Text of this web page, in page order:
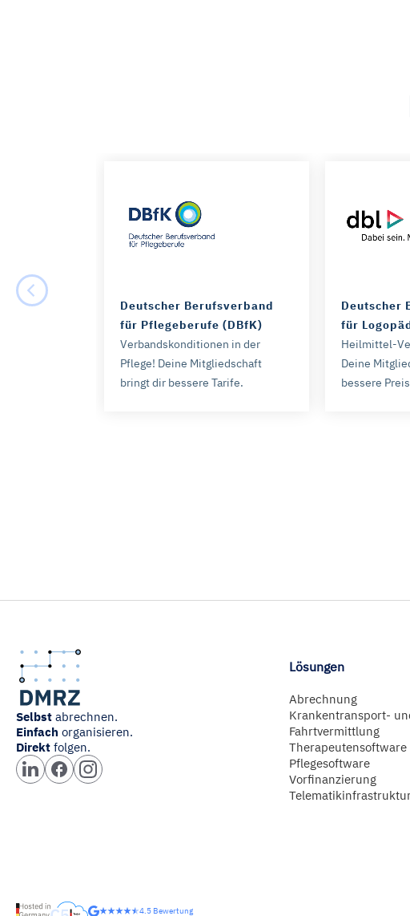
widerrufen. Weitere Informationen
Deutscher Berufsverband
für Pflegeberufe (DBfK)
Verbandskonditionen in der
Pflege! Deine Mitgliedschaft
bringt dir bessere Tarife.
Deutscher
für
Heilmittel-
Deine
bessere
Selbst abrechnen.
Einfach organisieren.
Direkt folgen.
Lösungen
Abrechnung
Krankentransport-
Fahrtvermittlung
Therapeutensoftware
Pflegesoftware
Vorfinanzierung
4.5 Bewertung